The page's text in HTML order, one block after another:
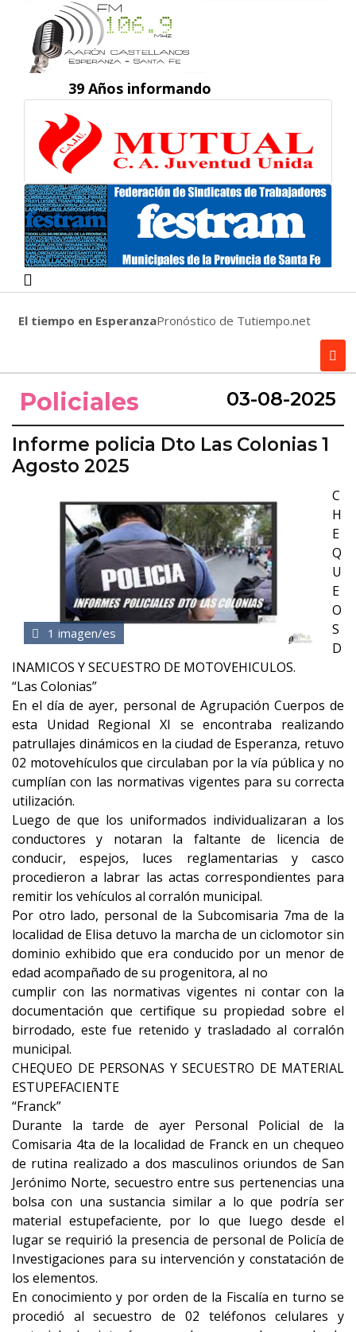
39 Años informando
El tiempo en EsperanzaPronóstico de Tutiempo.net
Policiales 03-08-2025
Informe policia Dto Las Colonias 1
Agosto 2025
1 imagen/es
C
H
E
Q
U
E
O
S
D
INAMICOS Y SECUESTRO DE MOTOVEHICULOS.
“Las Colonias”
En el día de ayer, personal de Agrupación Cuerpos de
esta Unidad Regional XI se encontraba realizando
patrullajes dinámicos en la ciudad de Esperanza, retuvo
02 motovehículos que circulaban por la vía pública y no
cumplían con las normativas vigentes para su correcta
utilización.
Luego de que los uniformados individualizaran a los
conductores y notaran la faltante de licencia de
conducir, espejos, luces reglamentarias y casco
procedieron a labrar las actas correspondientes para
remitir los vehículos al corralón municipal.
Por otro lado, personal de la Subcomisaria 7ma de la
localidad de Elisa detuvo la marcha de un ciclomotor sin
dominio exhibido que era conducido por un menor de
edad acompañado de su progenitora, al no
cumplir con las normativas vigentes ni contar con la
documentación que certifique su propiedad sobre el
birrodado, este fue retenido y trasladado al corralón
municipal.
CHEQUEO DE PERSONAS Y SECUESTRO DE MATERIAL
ESTUPEFACIENTE
“Franck”
Durante la tarde de ayer Personal Policial de la
Comisaria 4ta de la localidad de Franck en un chequeo
de rutina realizado a dos masculinos oriundos de San
Jerónimo Norte, secuestro entre sus pertenencias una
bolsa con una sustancia similar a lo que podría ser
material estupefaciente, por lo que luego desde el
lugar se requirió la presencia de personal de Policía de
Investigaciones para su intervención y constatación de
los elementos.
En conocimiento y por orden de la Fiscalía en turno se
procedió al secuestro de 02 teléfonos celulares y